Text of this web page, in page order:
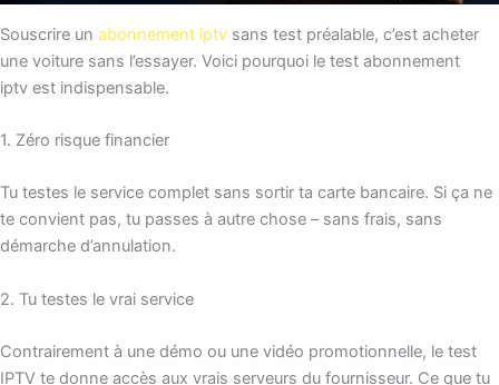
Souscrire un abonnement iptv sans test préalable, c’est acheter
une voiture sans l’essayer. Voici pourquoi le test abonnement
iptv est indispensable.
1. Zéro risque financier
Tu testes le service complet sans sortir ta carte bancaire. Si ça ne
te convient pas, tu passes à autre chose – sans frais, sans
démarche d’annulation.
2. Tu testes le vrai service
Contrairement à une démo ou une vidéo promotionnelle, le test
IPTV te donne accès aux vrais serveurs du fournisseur. Ce que tu